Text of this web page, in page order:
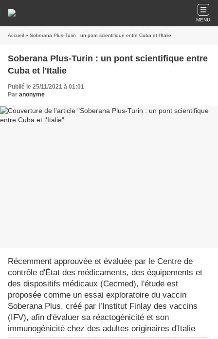
MENU
Accueil » Soberana Plus-Turin : un pont scientifique entre Cuba et l'Italie
Soberana Plus-Turin : un pont scientifique entre
Cuba et l'Italie
Publié le 25/11/2021 à 01:01
Par anonyme
Récemment approuvée et évaluée par le Centre de
contrôle d'État des médicaments, des équipements et
des dispositifs médicaux (Cecmed), l'étude est
proposée comme un essai exploratoire du vaccin
Soberana Plus, créé par l’Institut Finlay des vaccins
(IFV), afin d'évaluer sa réactogénicité et son
immunogénicité chez des adultes originaires d'Italie